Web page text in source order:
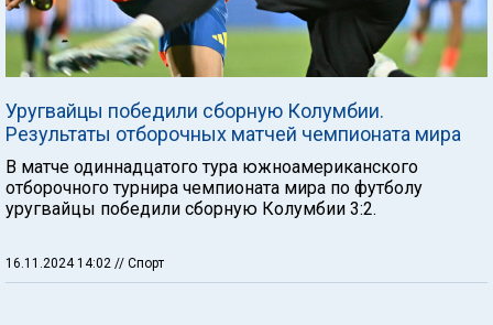
Уругвайцы победили сборную Колумбии.
Результаты отборочных матчей чемпионата мира
В матче одиннадцатого тура южноамериканского
отборочного турнира чемпионата мира по футболу
уругвайцы победили сборную Колумбии 3:2.
16.11.2024 14:02 // Спорт